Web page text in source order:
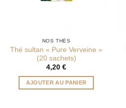
NOS THÉS
Thé sultan « Pure Verveine »
(20 sachets)
4,20 €
AJOUTER AU PANIER